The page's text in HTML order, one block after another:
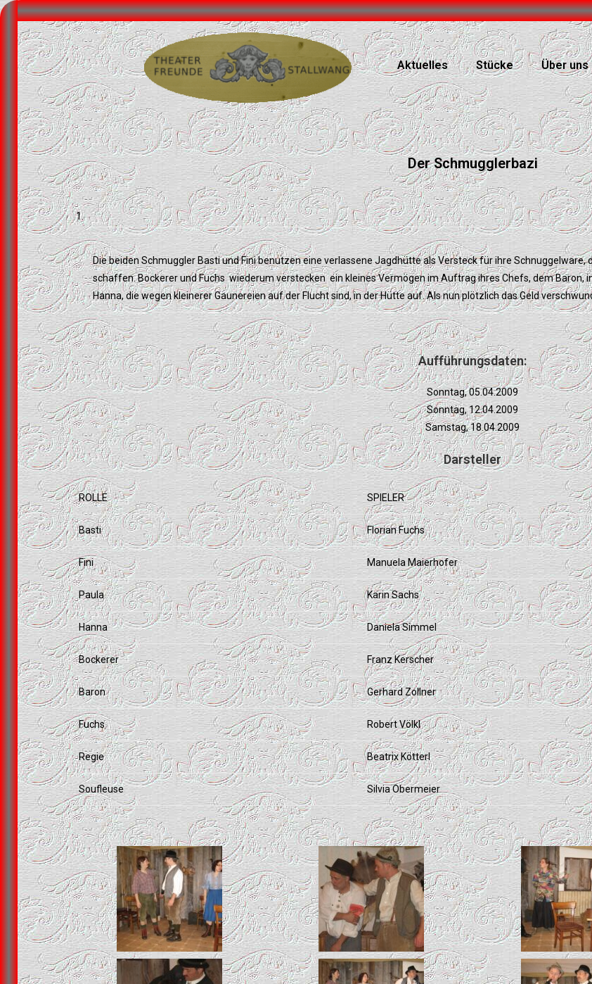
Aktuelles Stücke Über uns
Der Schmugglerbazi
Die beiden Schmuggler Basti und Fini benutzen eine verlassene Jagdhütte als Versteck für ihre
schaffen. Bockerer und Fuchs wiederum verstecken ein kleines Vermögen im Auftrag ihres Chefs, dem Baron,
Hanna, die wegen kleinerer Gaunereien auf der Flucht sind, in der Hütte auf. Als nun plötzlich das Geld
Aufführungsdaten:
Sonntag, 05.04.2009
Sonntag, 12.04.2009
Samstag, 18.04.2009
Darsteller
ROLLE SPIELER
Basti Florian Fuchs
Fini Manuela Maierhofer
Paula Karin Sachs
Hanna Daniela Simmel
Bockerer Franz Kerscher
Baron Gerhard Zollner
Fuchs Robert Völkl
Regie Beatrix Kötterl
Soufleuse Silvia Obermeier